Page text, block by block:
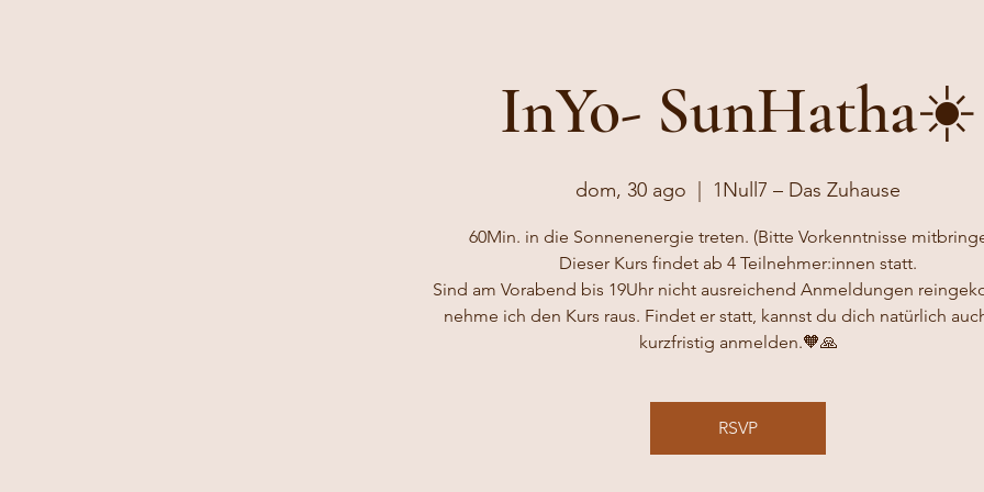
InYo- SunHatha☀️
dom, 30 ago 1Null7 – Das Zuhause
60Min. in die Sonnenenergie treten. (Bitte Vorkenntnisse
Dieser Kurs findet ab 4 Teilnehmer:innen statt.
Sind am Vorabend bis 19Uhr nicht ausreichend Anmeldungen
nehme ich den Kurs raus. Findet er statt, kannst du dich natürlich
RSVP